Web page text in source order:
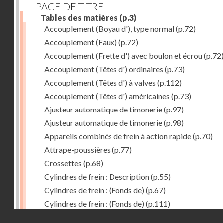
PAGE DE TITRE
Tables des matières (p.3)
Accouplement (Boyau d'), type normal(p.72)
Accouplement (Faux) (p.72)
Accouplement (Frette d') avec boulon et écrou(p.72)
Accouplement (Têtes d') ordinaires (p.73)
Accouplement (Têtes d') à valves (p.112)
Accouplement (Têtes d') américaines (p.73)
Ajusteur automatique de timonerie(p.97)
Ajusteur automatique de timonerie(p.98)
Appareils combinés de frein à action rapide(p.70)
Attrape-poussières (p.77)
Crossettes (p.68)
Cylindres de frein : Description(p.55)
Cylindres de frein : (Fonds de) (p.67)
Cylindres de frein : (Fonds de) (p.111)